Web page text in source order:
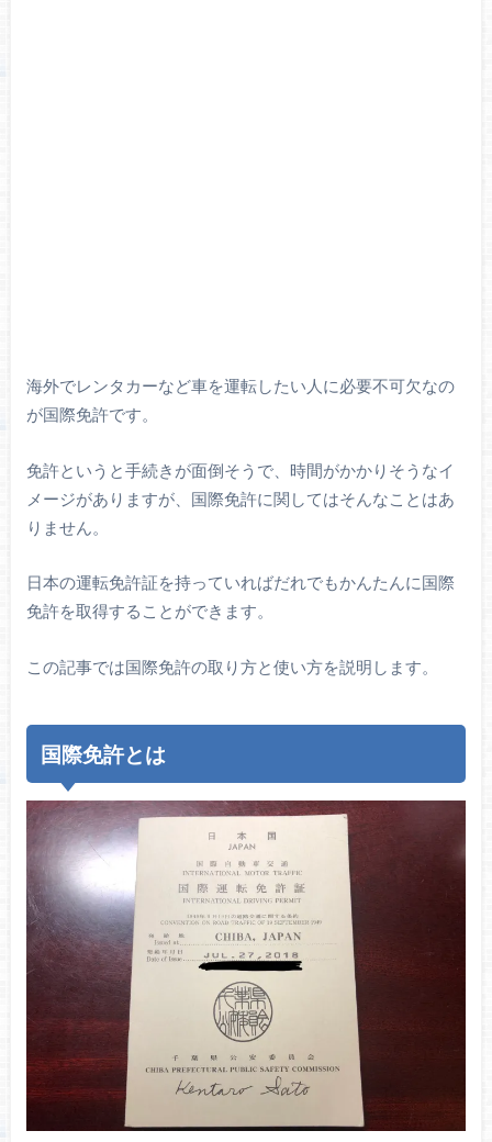
海外でレンタカーなど車を運転したい人に必要不可欠なの
が国際免許です。
免許というと手続きが面倒そうで、時間がかかりそうなイ
メージがありますが、国際免許に関してはそんなことはあ
りません。
日本の運転免許証を持っていればだれでもかんたんに国際
免許を取得することができます。
この記事では国際免許の取り方と使い方を説明します。
国際免許とは